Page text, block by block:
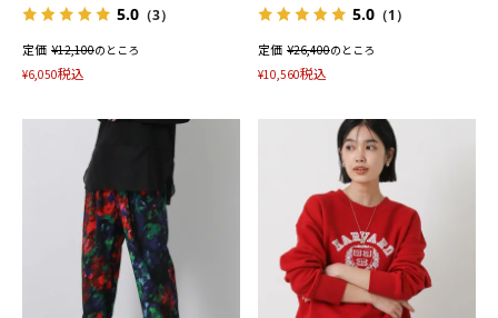
5.0 （3）
定価 ¥12,100のところ
¥6,050税込
5.0 （1）
定価 ¥26,400のところ
¥10,560税込